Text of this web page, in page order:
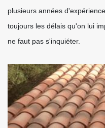
plusieurs années
toujours les délais qu'on lui
ne faut pas s'inquiéter.